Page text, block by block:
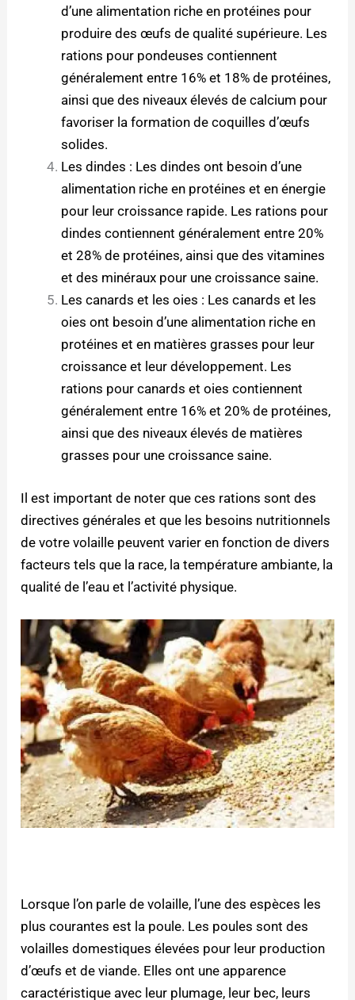
d’une alimentation riche en protéines pour
produire des œufs de qualité supérieure. Les
rations pour pondeuses contiennent
généralement entre 16% et 18% de protéines,
ainsi que des niveaux élevés de calcium pour
favoriser la formation de coquilles d’œufs
solides.
Les dindes : Les dindes ont besoin d’une
alimentation riche en protéines et en énergie
pour leur croissance rapide. Les rations pour
dindes contiennent généralement entre 20%
et 28% de protéines, ainsi que des vitamines
et des minéraux pour une croissance saine.
Les canards et les oies : Les canards et les
oies ont besoin d’une alimentation riche en
protéines et en matières grasses pour leur
croissance et leur développement. Les
rations pour canards et oies contiennent
généralement entre 16% et 20% de protéines,
ainsi que des niveaux élevés de matières
grasses pour une croissance saine.
Il est important de noter que ces rations sont des
directives générales et que les besoins nutritionnels
de votre volaille peuvent varier en fonction de divers
facteurs tels que la race, la température ambiante, la
qualité de l’eau et l’activité physique.
Lorsque l’on parle de volaille, l’une des espèces les
plus courantes est la poule. Les poules sont des
volailles domestiques élevées pour leur production
d’œufs et de viande. Elles ont une apparence
caractéristique avec leur plumage, leur bec, leurs